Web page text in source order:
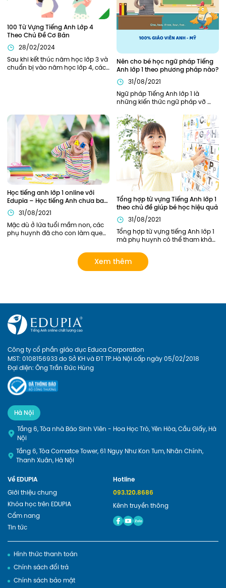
100 Từ Vựng Tiếng Anh Lớp 4
Theo Chủ Đề Cơ Bản
28/02/2024
Sau khi kết thúc năm học lớp 3 và
chuẩn bị vào năm học lớp 4, các
vựng tiếng Anh lớp 4 cũng đóng
vai trò quan trọng xuyên suốt
toàn bộ chương trình học tiếng
Anh lớp 4 của các bạn nhỏ.
Nên cho bé học ngữ pháp Tiếng
Anh lớp 1 theo phương pháp nào?
31/08/2021
Ngữ pháp Tiếng Anh lớp 1 là
những kiến thức ngữ pháp vỡ
chinh phục Tiếng Anh của bé. Vì
là nền tảng đầu tiên nên phần
kiến thức này cần được củng cố
chắc chắn. Vậy nên áp dụng
phương pháp nào để trẻ có thể
nắm chắc ngữ pháp Tiếng Anh
ngay từ khi học lớp 1?
Học tiếng anh lớp 1 online với
Edupia – Học tiếng Anh chưa bao
giờ thú vị đến thế!
31/08/2021
Mặc dù ở lứa tuổi mầm non, các
phụ huynh đã cho con làm quen
tuy nhiên chỉ dừng lại ở mức làm
quen mà chưa có lộ trình bài bản
rõ ràng. Giờ đây, phụ huynh có
cho con hứng thú với việc học
ngoại ngữ. Hãy xem Edupia sẽ
mang đến cho con những điều
thú vị gì nhé
Tổng hợp từ vựng Tiếng Anh lớp 1
theo chủ đề giúp bé học hiệu quả
31/08/2021
Tổng hợp từ vựng tiếng Anh lớp 1
mà phụ huynh có thể tham khảo.
chọn các khóa học của Edupia
để cập nhật cho con hệ thống từ
vựng đầy đủ và bài bản nhất!
Xem thêm
Công ty cổ phần giáo dục Educa Corporation
MST: 0108156933 do Sở KH và ĐT TP.Hà Nội cấp ngày 05/02/2018
Đại diện: Ông Trần Đức Hùng
Hà Nội
Tầng 6, Tòa nhà Báo Sinh Viên - Hoa Học Trò, Yên Hòa, Cầu Giấy, Hà
Nội
Tầng 6, Tòa Comatce Tower, 61 Ngụy Như Kon Tum, Nhân Chính,
Thanh Xuân, Hà Nội
Về EDUPIA
Giới thiệu chung
Khóa học trên EDUPIA
Cẩm nang
Tin tức
Hotline
093.120.8686
Kênh truyền thông
Hình thức thanh toán
Chính sách đổi trả
Chính sách bảo mật